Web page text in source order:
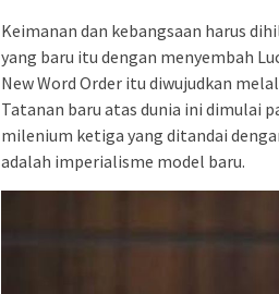
Keimanan dan kebangsaan harus
yang baru itu dengan menyembah
New Word Order itu diwujudkan
Tatanan baru atas dunia ini dimulai
milenium ketiga yang ditandai
adalah imperialisme model baru.